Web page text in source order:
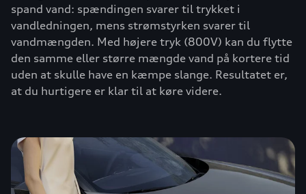
spand vand: spændingen svarer til trykket i
vandledningen, mens strømstyrken svarer til
vandmængden. Med højere tryk (800V) kan du flytte
den samme eller større mængde vand på kortere tid
uden at skulle have en kæmpe slange. Resultatet er,
at du hurtigere er klar til at køre videre.